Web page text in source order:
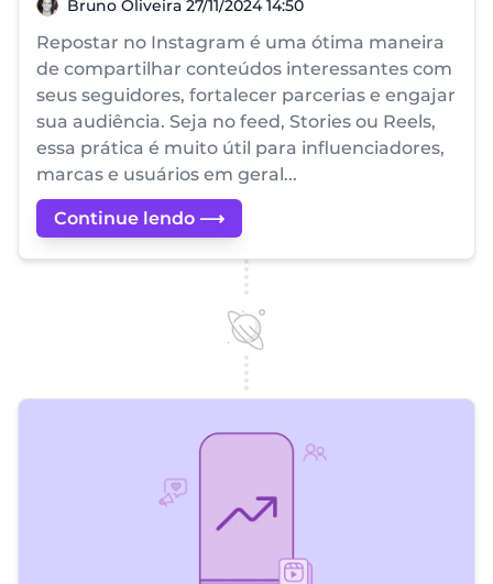
Bruno Oliveira
Bruno Oliveira 27/11/2024 14:50
Repostar no Instagram é uma ótima maneira
de compartilhar conteúdos interessantes com
seus seguidores, fortalecer parcerias e engajar
sua audiência. Seja no feed, Stories ou Reels,
essa prática é muito útil para influenciadores,
marcas e usuários em geral...
Continue lendo ⟶